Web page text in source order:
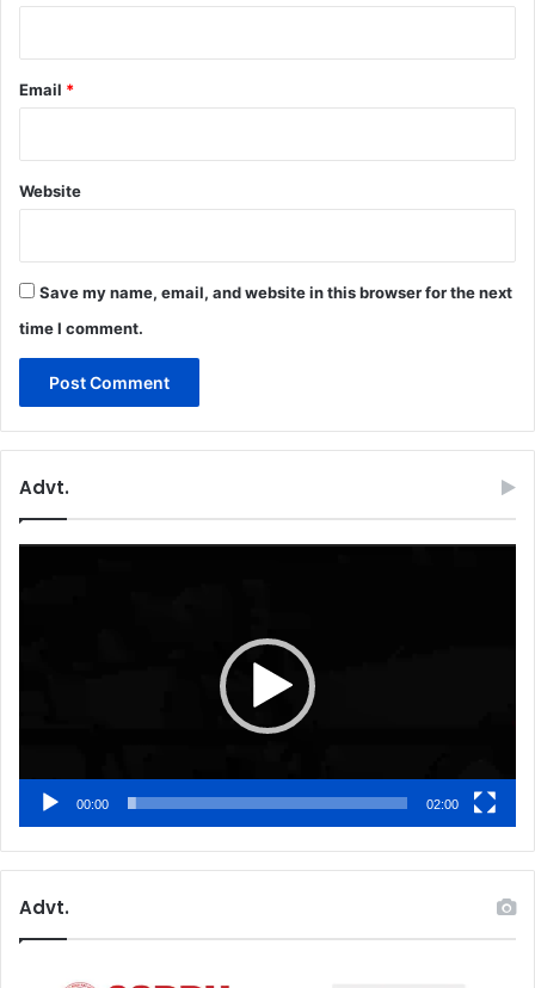
Email *
Website
Save my name, email, and website in this browser for the next
time I comment.
Advt.
00:00 02:00
Advt.